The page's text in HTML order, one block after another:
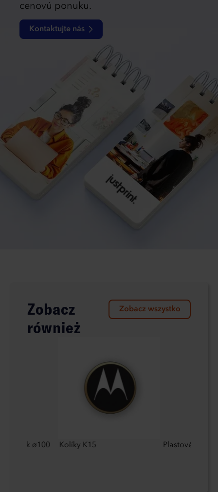
cenovú ponuku.
Kontaktujte nás
Zobacz
również
Zobacz wszystko
ø100 Kolíky K15 Plastové pero